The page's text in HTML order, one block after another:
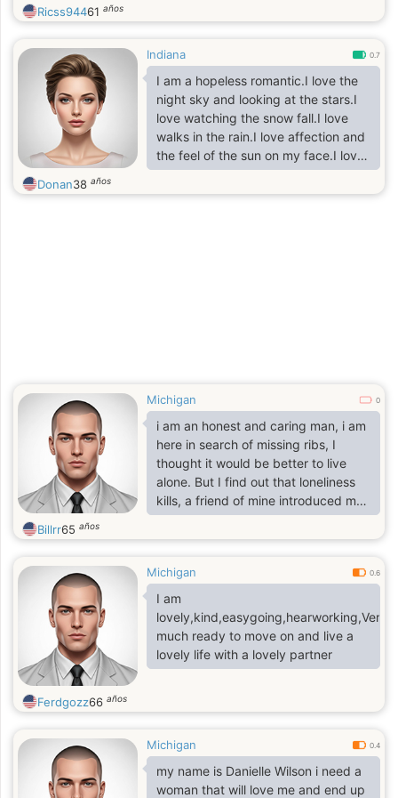
enjoy meeting open minded people
trying new things in life. Life has
taught me so many things and all i
desire right now is to love and been
loved. i honestly dont believe in luck
but of fate.
Ricss94461 años
Indiana 0.7
I am a hopeless romantic.I love the
night sky and looking at the stars.I
love watching the snow fall.I love
walks in the rain.I love affection and
the feel of the sun on my face.I love
life.I like to be touching if only with
the eyesi need a caring man to
Donan38 años
Michigan 0
i am an honest and caring man, i am
here in search of missing ribs, I
thought it would be better to live
alone. But I find out that loneliness
kills, a friend of mine introduced me
to this site.
Billrr65 años
Michigan 0.6
I am
lovely,kind,easygoing,hearworking,Very
much ready to move on and live a
lovely life with a lovely partner
Ferdgozz66 años
Michigan 0.4
my name is Danielle Wilson i need a
woman that will love me and end up